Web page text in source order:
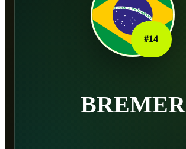
#14
BREMER